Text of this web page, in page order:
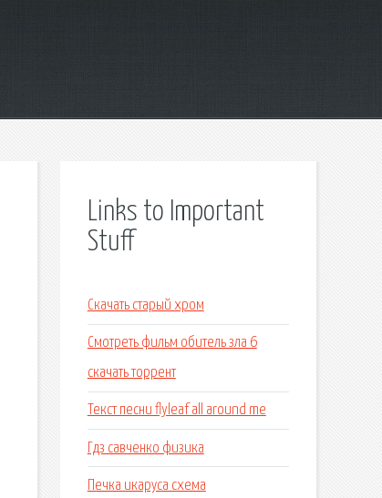
Links to Important
Stuff
Скачать старый хром
Смотреть фильм обитель зла 6
скачать торрент
Текст песни flyleaf all around me
Гдз савченко физика
Печка икаруса схема